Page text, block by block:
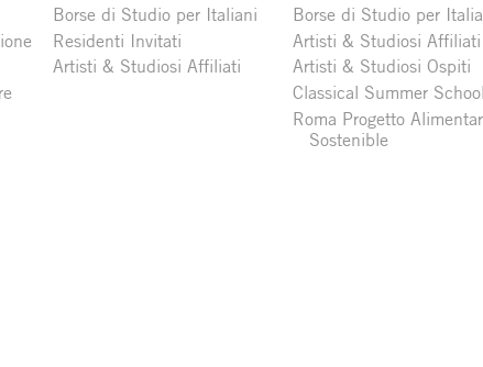
Borse di Studio per Italiani
Residenti Invitati
Artisti & Studiosi Affiliati
Borse di Studio per
Artisti & Studiosi Affiliati
Artisti & Studiosi Ospiti
Classical Summer School
Roma Progetto
Sostenible